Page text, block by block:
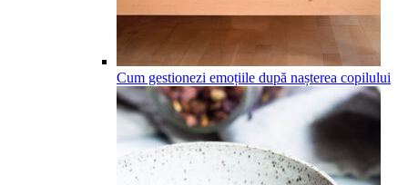
Cum gestionezi emoțiile după nașterea copilului